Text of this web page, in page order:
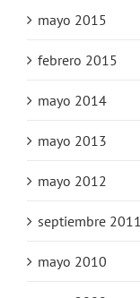
mayo 2015
febrero 2015
mayo 2014
mayo 2013
mayo 2012
septiembre 2011
mayo 2010